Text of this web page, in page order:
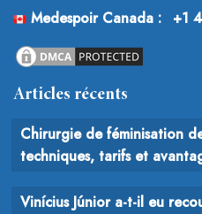
Medespoir Canada :
+1
Articles récents
Chirurgie de féminisation
techniques, tarifs et
Vinícius Júnior a-t-il eu